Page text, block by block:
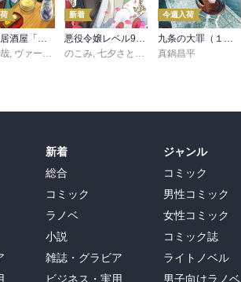
, ヴァージニア二等兵 ,転
新着
のこみ ,七夕さとり Tea
今週入荷
真鍋昌平
新着
総合
コミック
ラノベ
小説
雑誌・グラビア
ビジネス・実用
ジャンル
コミック
男性コミック
女性コミック
コミック誌
ライトノベル
男子向けラノベ